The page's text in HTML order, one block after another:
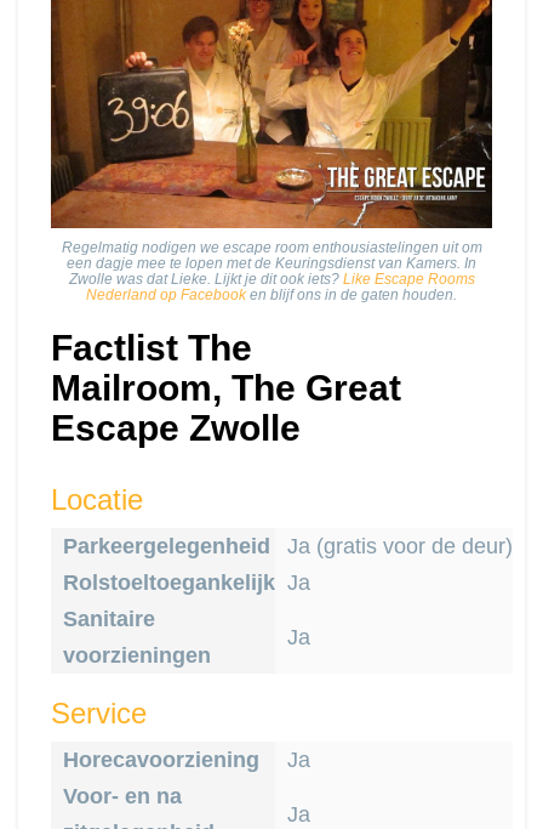
Regelmatig nodigen we escape room enthousiastelingen uit om
een dagje mee te lopen met de Keuringsdienst van Kamers. In
Zwolle was dat Lieke. Lijkt je dit ook iets? Like Escape Rooms
Nederland op Facebooken blijf ons in de gaten houden.
Factlist The
Mailroom, The Great
Escape Zwolle
Locatie
Parkeergelegenheid
Ja (gratis voor de deur)
Rolstoeltoegankelijk Ja
Sanitaire
voorzieningen
Ja
Service
Horecavoorziening
Ja
Voor- en na
Ja